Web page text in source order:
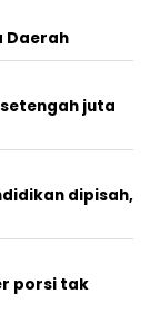
Daerah
juta
dipisah,
porsi tak